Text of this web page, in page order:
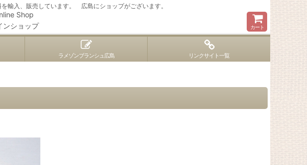
輸入、販売しています。 広島にショップがございます。
Shop
ンショップ
カート
ラメゾンブランシュ広島 リンクサイト一覧